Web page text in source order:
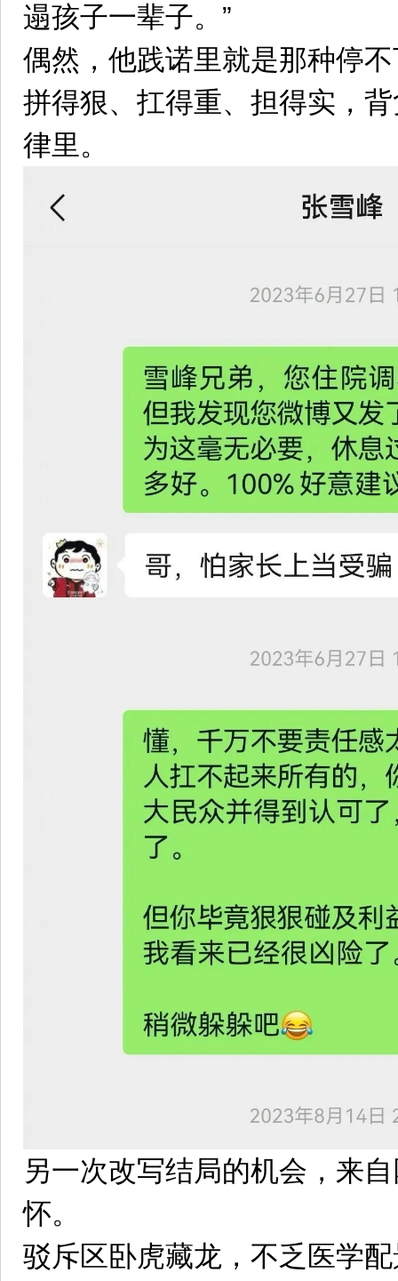
遢孩子一辈子。”
偶然，他践诺里就是那种停
拼得狠、扛得重、担得实，
律里。
另一次改写结局的机会，来
怀。
驳斥区卧虎藏龙，不乏医学